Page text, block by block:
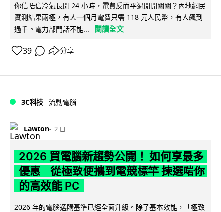
你信唔信冷氣長開 24 小時，電費反而平過開開關關？內地網民
實測結果兩極，有人一個月電費只需 118 元人民幣，有人飆到
過千。電力部門話不能...
閱讀全文
39 分享
3C科技 流動電腦
Lawton 2 日
2026 買電腦新趨勢公開！ 如何享最多
優惠 從極致便攜到電競標竿 揀選啱你
的高效能 PC
2026 年的電腦選購基準已經全面升級。除了基本效能，「極致